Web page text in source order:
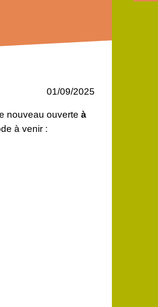
01/09/2025
nouveau ouverte à
à venir :